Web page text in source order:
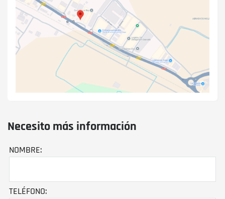
Necesito más información
NOMBRE:
TELÉFONO: